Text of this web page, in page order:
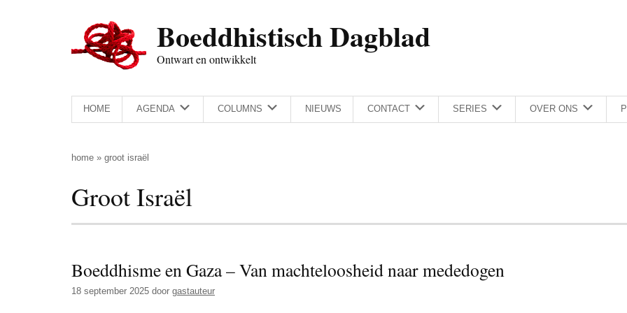
Boeddhistisch Dagblad
Ontwart en ontwikkelt
HOME AGENDA COLUMNS NIEUWS CONTACT SERIES OVER ONS
home » groot israël
Groot Israël
Boeddhisme en Gaza – Van machteloosheid naar mededogen
18 september 2025 door gastauteur